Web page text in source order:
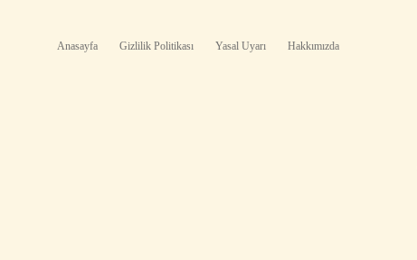
Anasayfa Gizlilik Politikası Yasal Uyarı Hakkımızda